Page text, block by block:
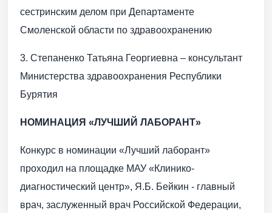
сестринским делом при Департаменте
Смоленской области по здравоохранению
3. Степаненко Татьяна Георгиевна – консультант
Министерства здравоохранения Республики
Бурятия
НОМИНАЦИЯ «ЛУЧШИЙ ЛАБОРАНТ»
Конкурс в номинации «Лучший лаборант»
проходил на площадке МАУ «Клинико-
диагностический центр», Я.Б. Бейкин - главный
врач, заслуженный врач Российской Федерации,